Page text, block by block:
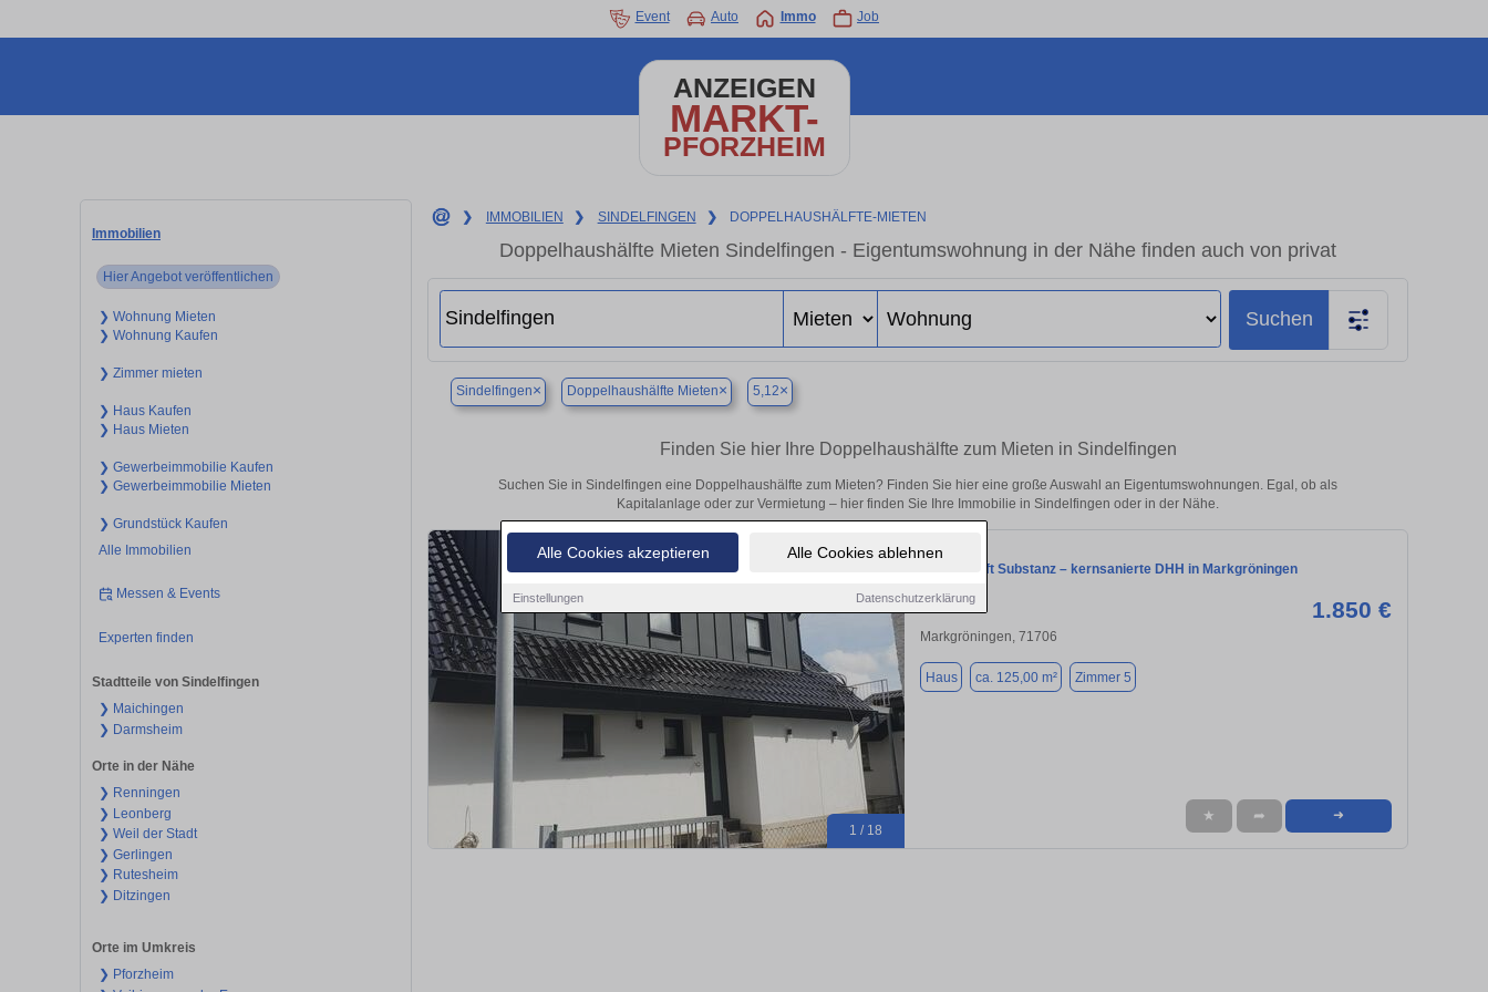
Alle Cookies akzeptieren Alle Cookies ablehnen
Einstellungen Datenschutzerklärung
Event Auto Immo Job
ANZEIGEN
MARKT-
PFORZHEIM
Immobilien
Hier Angebot veröffentlichen
❯ Wohnung Mieten
❯ Wohnung Kaufen
❯ Zimmer mieten
❯ Haus Kaufen
❯ Haus Mieten
❯ Gewerbeimmobilie Kaufen
❯ Gewerbeimmobilie Mieten
❯ Grundstück Kaufen
Alle Immobilien
Messen & Events
Experten finden
Stadtteile von Sindelfingen
❯ Maichingen
❯ Darmsheim
Orte in der Nähe
❯ Renningen
❯ Leonberg
❯ Weil der Stadt
❯ Gerlingen
❯ Rutesheim
❯ Ditzingen
Orte im Umkreis
❯ Pforzheim
❯ IMMOBILIEN ❯ SINDELFINGEN ❯ DOPPELHAUSHÄLFTE-MIETEN
Doppelhaushälfte Mieten Sindelfingen - Eigentumswohnung in der Nähe finden auch von privat
Suchen
Sindelfingen× Doppelhaushälfte Mieten× 5,12×
Finden Sie hier Ihre Doppelhaushälfte zum Mieten in Sindelfingen
Suchen Sie in Sindelfingen eine Doppelhaushälfte zum Mieten? Finden Sie hier eine große Auswahl an Eigentumswohnungen. Egal, ob als
Kapitalanlage oder zur Vermietung – hier finden Sie Ihre Immobilie in Sindelfingen oder in der Nähe.
1 / 18
Design trifft Substanz – kernsanierte DHH in Markgröningen
1.850 €
Markgröningen, 71706
Haus ca. 125,00 m² Zimmer 5
★ ➦ ➜